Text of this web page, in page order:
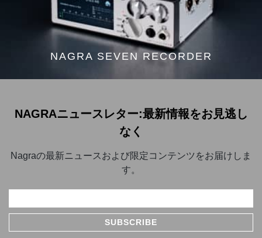
NAGRA SEVEN RECORDER
NAGRAニュースレター:最新情報をお見逃し
なく
Nagraの最新ニュースおよび限定コンテンツをお届けしま
す。